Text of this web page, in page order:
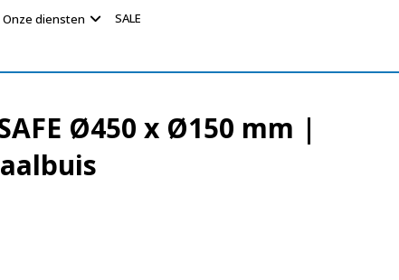
Onze diensten SALE
Ø450 x Ø150 mm |